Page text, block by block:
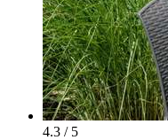
4.3 / 5